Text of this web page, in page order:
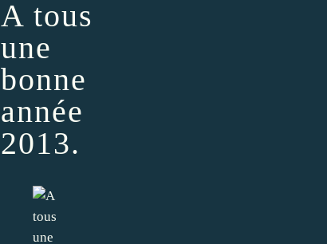
A tous
une
bonne
année
2013.